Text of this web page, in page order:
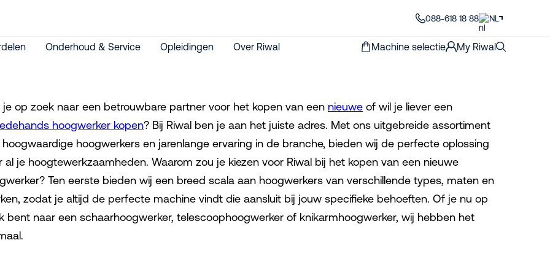
088-618 18 88 NL
Onderhoud & Service Opleidingen Over Riwal Machine selectie My Riwal
je op zoek naar een betrouwbare partner voor het kopen van een nieuwe of wil je liever een
hoogwerker kopen? Bij Riwal ben je aan het juiste adres. Met ons uitgebreide assortiment
hoogwaardige hoogwerkers en jarenlange ervaring in de branche, bieden wij de perfecte oplossing
al je hoogtewerkzaamheden. Waarom zou je kiezen voor Riwal bij het kopen van een nieuwe
Ten eerste bieden wij een breed scala aan hoogwerkers van verschillende types, maten en
zodat je altijd de perfecte machine vindt die aansluit bij jouw specifieke behoeften. Of je nu op
bent naar een schaarhoogwerker, telescoophoogwerker of knikarmhoogwerker, wij hebben het